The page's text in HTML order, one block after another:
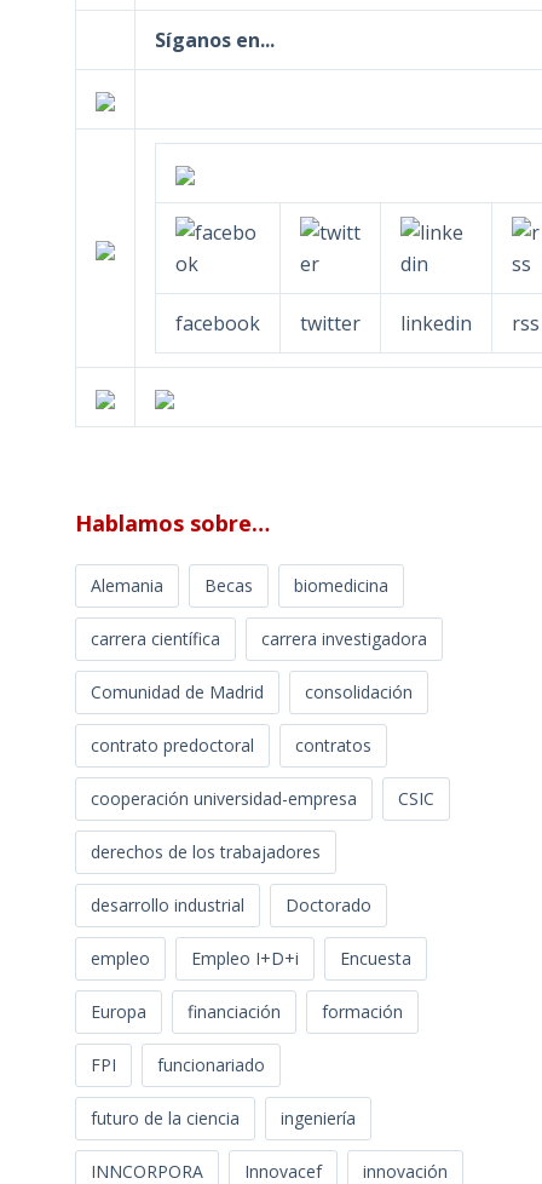
Síganos en...
facebook twitter linkedin rss
Hablamos sobre…
Alemania Becas biomedicina
carrera científica carrera investigadora
Comunidad de Madrid consolidación
contrato predoctoral contratos
cooperación universidad-empresa CSIC
derechos de los trabajadores
desarrollo industrial Doctorado
empleo Empleo I+D+i Encuesta
Europa financiación formación
FPI funcionariado
futuro de la ciencia ingeniería
INNCORPORA Innovacef innovación